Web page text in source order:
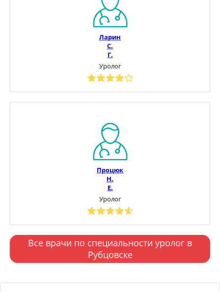
Ларин
С.
Г.
Уролог
Процюк
Н.
Е.
Уролог
Все врачи по специальности уролог в
Рубцовске